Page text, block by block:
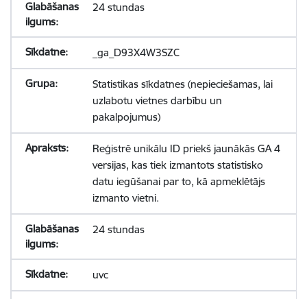
24 stundas
_ga_D93X4W3SZC
Statistikas sīkdatnes (nepieciešamas, lai
uzlabotu vietnes darbību un
pakalpojumus)
Reģistrē unikālu ID priekš jaunākās GA 4
versijas, kas tiek izmantots statistisko
datu iegūšanai par to, kā apmeklētājs
izmanto vietni.
24 stundas
uvc